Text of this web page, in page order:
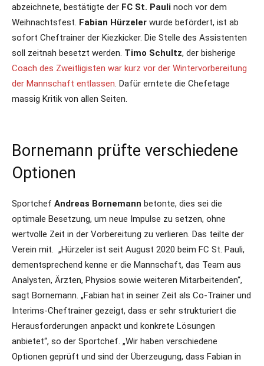
abzeichnete, bestätigte der FC St. Pauli noch vor dem
Weihnachtsfest. Fabian Hürzeler wurde befördert, ist ab
sofort Cheftrainer der Kiezkicker. Die Stelle des Assistenten
soll zeitnah besetzt werden. Timo Schultz, der bisherige
Coach des Zweitligisten war kurz vor der Wintervorbereitung
der Mannschaft entlassen. Dafür erntete die Chefetage
massig Kritik von allen Seiten.
Bornemann prüfte verschiedene
Optionen
Sportchef Andreas Bornemann betonte, dies sei die
optimale Besetzung, um neue Impulse zu setzen, ohne
wertvolle Zeit in der Vorbereitung zu verlieren. Das teilte der
Verein mit. „Hürzeler ist seit August 2020 beim FC St. Pauli,
dementsprechend kenne er die Mannschaft, das Team aus
Analysten, Ärzten, Physios sowie weiteren Mitarbeitenden“,
sagt Bornemann. „Fabian hat in seiner Zeit als Co-Trainer und
Interims-Cheftrainer gezeigt, dass er sehr strukturiert die
Herausforderungen anpackt und konkrete Lösungen
anbietet“, so der Sportchef. „Wir haben verschiedene
Optionen geprüft und sind der Überzeugung, dass Fabian in